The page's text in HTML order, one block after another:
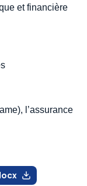
et financière
l’assurance